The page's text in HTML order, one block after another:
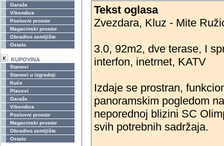
Garaže
Vikendice
Poslovni prostor
Magacinski prostor
Obradivo zemljište
Ostalo
KUPOVINA
Stanovi
Stanovi u izgradnji
Kuće
Placevi
Garaže
Vikendice
Poslovni prostor
Magacinski prostor
Obradivo zemljište
Ostalo
Tekst oglasa
Zvezdara, Kluz - Mite
3.0, 92m2, dve terase, I
interfon, inetrnet, KATV
Izdaje se prostran,
panoramskim pogledom
neporednoj blizini SC
svih potrebnih sadržaja.